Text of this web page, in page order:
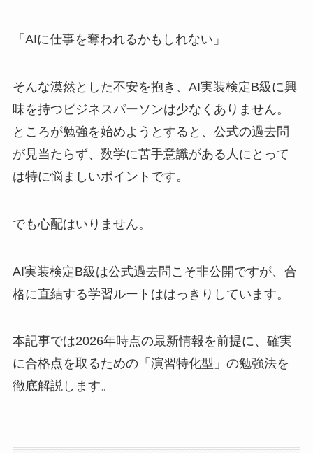
「AIに仕事を奪われるかもしれない」
そんな漠然とした不安を抱き、AI実装検定B級に興
味を持つビジネスパーソンは少なくありません。
ところが勉強を始めようとすると、公式の過去問
が見当たらず、数学に苦手意識がある人にとって
は特に悩ましいポイントです。
でも心配はいりません。
AI実装検定B級は公式過去問こそ非公開ですが、合
格に直結する学習ルートははっきりしています。
本記事では2026年時点の最新情報を前提に、確実
に合格点を取るための「演習特化型」の勉強法を
徹底解説します。